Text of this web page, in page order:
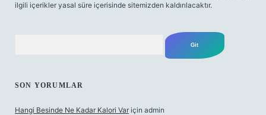
ilgili içerikler yasal süre içerisinde sitemizden kaldırılacaktır.
SON YORUMLAR
Hangi Besinde Ne Kadar Kalori Var için admin